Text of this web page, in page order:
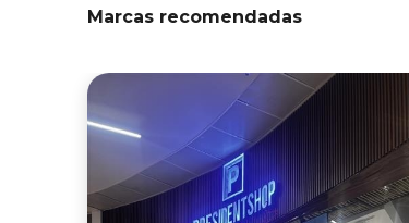
Marcas recomendadas